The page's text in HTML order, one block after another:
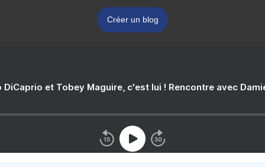
Créer un blog
DiCaprio et Tobey Maguire, c'est lui ! Rencontre avec